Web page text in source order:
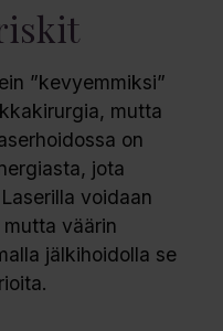
”kevyemmiksi”
mutta
on
jota
voidaan
väärin
jälkihoidolla se